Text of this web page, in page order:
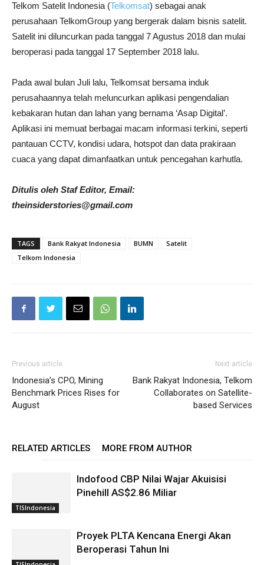
Telkom Satelit Indonesia (Telkomsat) sebagai anak
perusahaan TelkomGroup yang bergerak dalam bisnis satelit.
Satelit ini diluncurkan pada tanggal 7 Agustus 2018 dan mulai
beroperasi pada tanggal 17 September 2018 lalu.
Pada awal bulan Juli lalu, Telkomsat bersama induk
perusahaannya telah meluncurkan aplikasi pengendalian
kebakaran hutan dan lahan yang bernama ‘Asap Digital’.
Aplikasi ini memuat berbagai macam informasi terkini, seperti
pantauan CCTV, kondisi udara, hotspot dan data prakiraan
cuaca yang dapat dimanfaatkan untuk pencegahan karhutla.
Ditulis oleh Staf Editor, Email:
theinsiderstories@gmail.com
TAGS Bank Rakyat Indonesia BUMN
Satelit
Telkom Indonesia
Previous article
Indonesia’s CPO, Mining
Benchmark Prices Rises for
August
Next article
Bank Rakyat Indonesia, Telkom
Collaborates on Satellite-
based Services
RELATED ARTICLES MORE FROM AUTHOR
TISIndonesia
Indofood CBP Nilai Wajar Akuisisi
Pinehill AS$2.86 Miliar
Proyek PLTA Kencana Energi Akan
Beroperasi Tahun Ini